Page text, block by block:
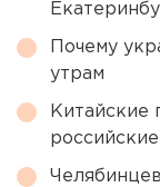
Почему
утрам
Китайские